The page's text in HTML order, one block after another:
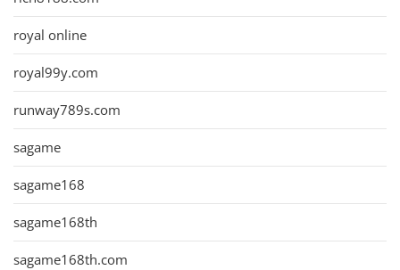
royal online
royal99y.com
runway789s.com
sagame
sagame168
sagame168th
sagame168th.com